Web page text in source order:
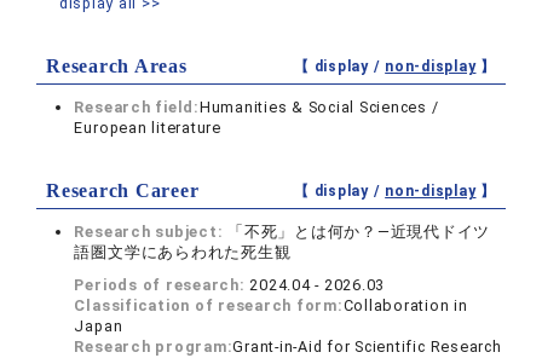
Research Areas 【 display / non-display】
Research field:Humanities & Social Sciences /
European literature
Research Career 【 display / non-display】
Research subject:
「不死」とは何か？―近現代ドイツ
語圏文学にあらわれた死生観
Periods of research:2024.04 - 2026.03
Classification of research form:Collaboration in
Japan
Research program:Grant-in-Aid for Scientific Research